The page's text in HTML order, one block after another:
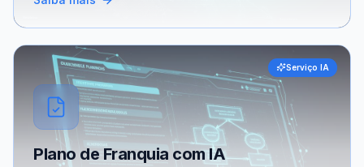
Serviço IA
Plano de Franquia com IA